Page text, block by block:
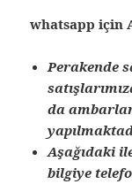
whatsapp için
Perakende
da
Aşağıdaki
bilgiye